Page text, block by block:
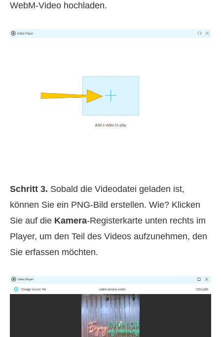
WebM‑Video hochladen.
Schritt 3. Sobald die Videodatei geladen ist,
können Sie ein PNG‑Bild erstellen. Wie? Klicken
Sie auf die Kamera-Registerkarte unten rechts im
Player, um den Teil des Videos aufzunehmen, den
Sie erfassen möchten.